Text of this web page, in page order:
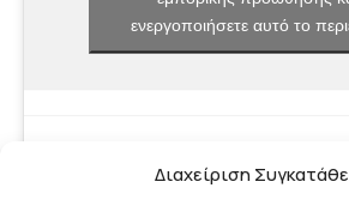
Διαχείριση
ενεργοποιήσετε αυτό το